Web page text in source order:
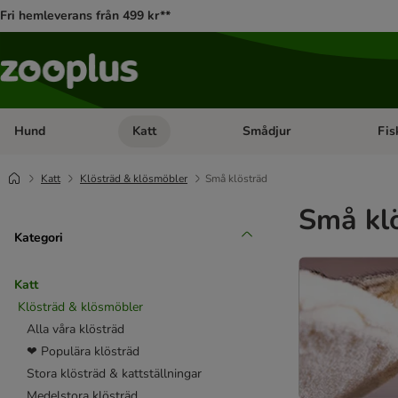
Fri hemleverans från 499 kr**
Hund Open category menu: Hund
Katt Open category menu: Katt
Smådjur
Katt Klösträd & klösmöbler Små klösträd
Kategori
Katt
Klösträd & klösmöbler
Alla våra klösträd
❤ Populära klösträd
Stora klösträd & kattställningar
Små